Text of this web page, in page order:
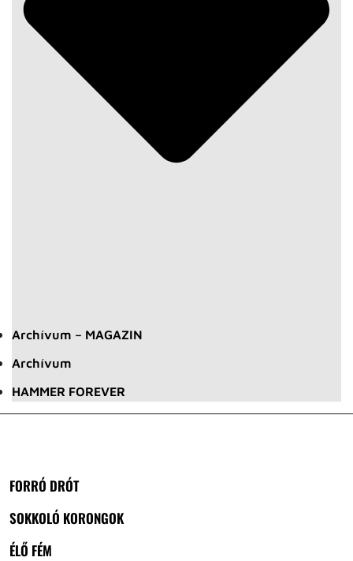
Archívum – MAGAZIN
Archívum
HAMMER FOREVER
FORRÓ DRÓT
SOKKOLÓ KORONGOK
ÉLŐ FÉM